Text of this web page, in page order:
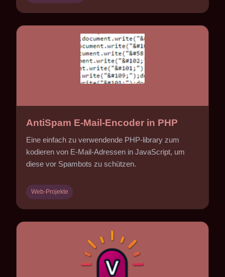
AntiSpam E-Mail-Encoder in PHP
Eine einfach zu verwendende PHP-library zum
kodieren von E-Mail-Adressen in JavaScript, um
diese vor Spambots zu schützen.
Web-Projekte